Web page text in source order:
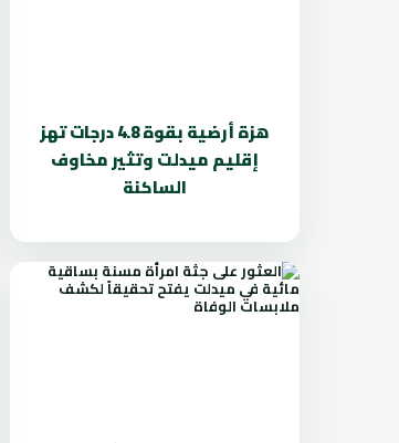
هزة أرضية بقوة 4.8 درجات تهز
إقليم ميدلت وتثير مخاوف
الساكنة